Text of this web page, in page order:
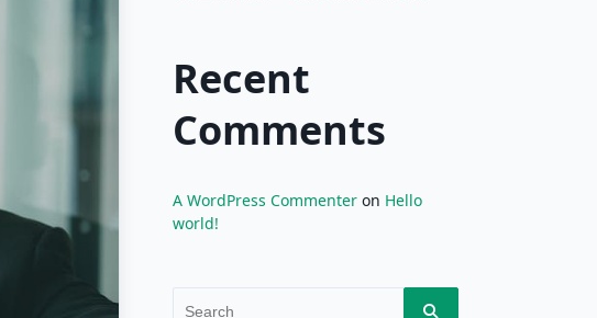
Recent
Comments
A WordPress Commenter on Hello
world!